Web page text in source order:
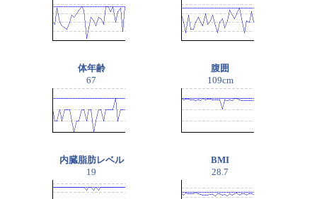
体年齢
67
腹囲
109cm
内臓脂肪レベル
19
BMI
28.7